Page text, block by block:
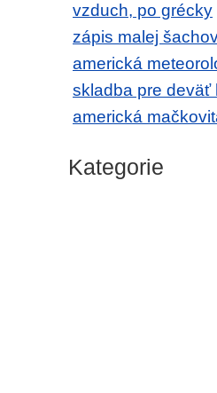
vzduch, po grécky
zápis malej
americká
skladba pre deväť
americká
Kategorie